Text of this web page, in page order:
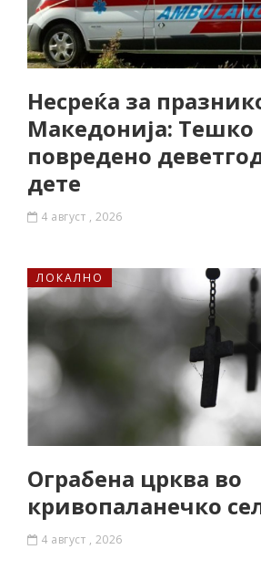
Несреќа за
Македонија: Тешко
повредено
дете
4 август , 2026
ЛОКАЛНО
Ограбена црква во
кривопаланечко
4 август , 2026